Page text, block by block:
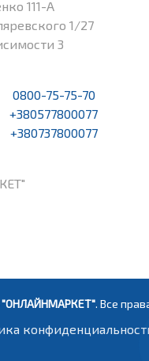
111-А
1/27
3
0800-75-75-70
+380577800077
+380737800077
"ОНЛАЙНМАРКЕТ". Все